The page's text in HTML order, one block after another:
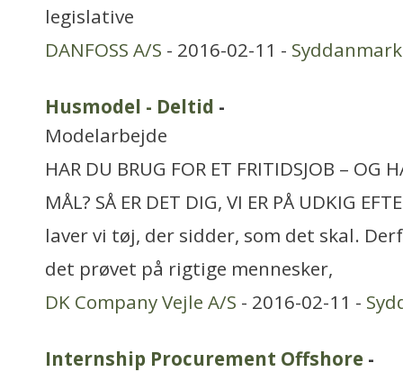
legislative
DANFOSS A/S - 2016-02-11 - Syddanmark
Husmodel - Deltid -
Modelarbejde
HAR DU BRUG FOR ET FRITIDSJOB – OG
MÅL? SÅ ER DET DIG, VI ER PÅ UDKIG
laver vi tøj, der sidder, som det skal.
det prøvet på rigtige mennesker,
DK Company Vejle A/S - 2016-02-11 -
Internship Procurement Offshore -